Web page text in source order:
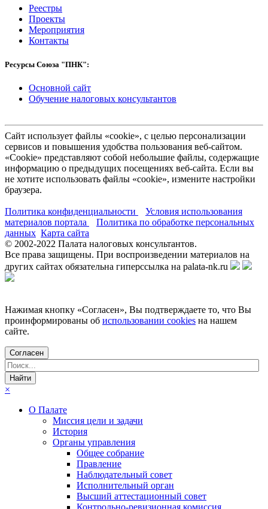
Реестры
Проекты
Мероприятия
Контакты
Ресурсы Союза "ПНК":
Основной сайт
Обучение налоговых консультантов
Сайт использует файлы «cookie», с целью персонализации
сервисов и повышения удобства пользования веб-сайтом.
«Cookie» представляют собой небольшие файлы, содержащие
информацию о предыдущих посещениях веб-сайта. Если вы
не хотите использовать файлы «cookie», измените настройки
браузера.
Политика конфиденциальности
Условия использования
материалов портала
Политика по обработке персональных
данных Карта сайта
© 2002-2022 Палата налоговых консультантов.
Все права защищены. При воспроизведении материалов на
других сайтах обязательна гиперссылка на palata-nk.ru
Нажимая кнопку «Согласен», Вы подтверждаете то, что Вы
проинформированы об использовании cookies на нашем
сайте.
Согласен
×
О Палате
Миссия цели и задачи
История
Органы управления
Общее собрание
Правление
Наблюдательный совет
Исполнительный орган
Высший аттестационный совет
Контрольно-ревизионная комиссия